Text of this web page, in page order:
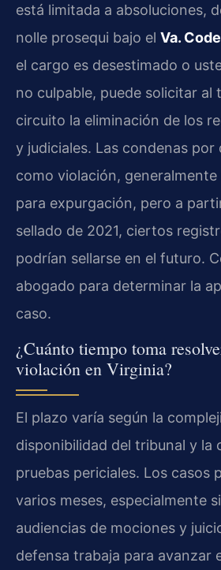
está limitada a absoluciones,
nolle prosequi bajo el Va.
el cargo es desestimado o
no culpable, puede solicitar al
circuito la eliminación de los
y judiciales. Las condenas por
como violación,
para expurgación, pero a
sellado de 2021, ciertos
podrían sellarse en el futuro.
abogado para determinar la
caso.
¿Cuánto tiempo toma
violación en Virginia?
El plazo varía según la
disponibilidad del tribunal y la
pruebas periciales. Los casos
varios meses, especialmente
audiencias de mociones y
defensa trabaja para avanzar